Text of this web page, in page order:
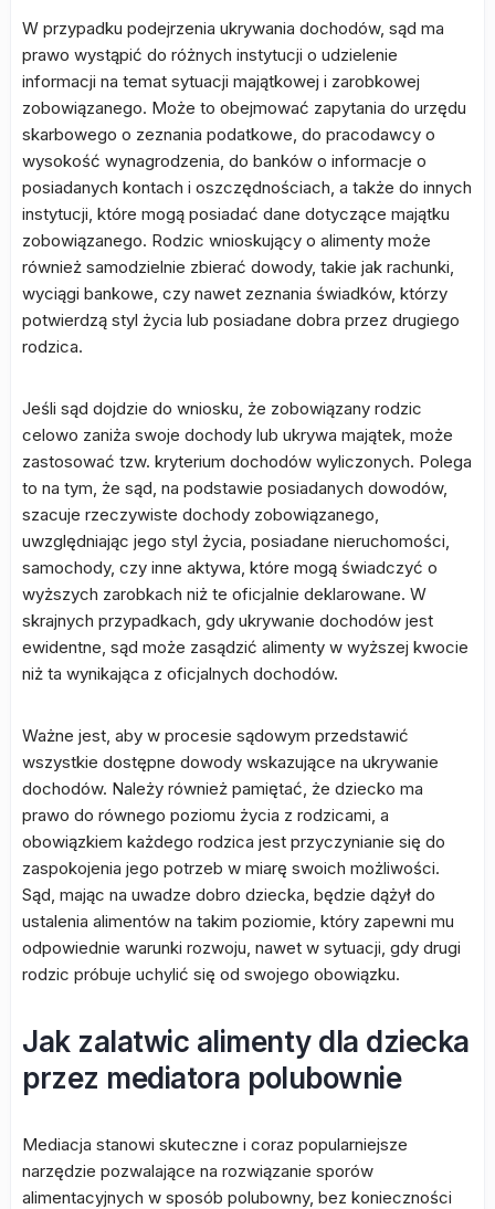
W przypadku podejrzenia ukrywania dochodów, sąd ma
prawo wystąpić do różnych instytucji o udzielenie
informacji na temat sytuacji majątkowej i zarobkowej
zobowiązanego. Może to obejmować zapytania do urzędu
skarbowego o zeznania podatkowe, do pracodawcy o
wysokość wynagrodzenia, do banków o informacje o
posiadanych kontach i oszczędnościach, a także do innych
instytucji, które mogą posiadać dane dotyczące majątku
zobowiązanego. Rodzic wnioskujący o alimenty może
również samodzielnie zbierać dowody, takie jak rachunki,
wyciągi bankowe, czy nawet zeznania świadków, którzy
potwierdzą styl życia lub posiadane dobra przez drugiego
rodzica.
Jeśli sąd dojdzie do wniosku, że zobowiązany rodzic
celowo zaniża swoje dochody lub ukrywa majątek, może
zastosować tzw. kryterium dochodów wyliczonych. Polega
to na tym, że sąd, na podstawie posiadanych dowodów,
szacuje rzeczywiste dochody zobowiązanego,
uwzględniając jego styl życia, posiadane nieruchomości,
samochody, czy inne aktywa, które mogą świadczyć o
wyższych zarobkach niż te oficjalnie deklarowane. W
skrajnych przypadkach, gdy ukrywanie dochodów jest
ewidentne, sąd może zasądzić alimenty w wyższej kwocie
niż ta wynikająca z oficjalnych dochodów.
Ważne jest, aby w procesie sądowym przedstawić
wszystkie dostępne dowody wskazujące na ukrywanie
dochodów. Należy również pamiętać, że dziecko ma
prawo do równego poziomu życia z rodzicami, a
obowiązkiem każdego rodzica jest przyczynianie się do
zaspokojenia jego potrzeb w miarę swoich możliwości.
Sąd, mając na uwadze dobro dziecka, będzie dążył do
ustalenia alimentów na takim poziomie, który zapewni mu
odpowiednie warunki rozwoju, nawet w sytuacji, gdy drugi
rodzic próbuje uchylić się od swojego obowiązku.
Jak zalatwic alimenty dla dziecka
przez mediatora polubownie
Mediacja stanowi skuteczne i coraz popularniejsze
narzędzie pozwalające na rozwiązanie sporów
alimentacyjnych w sposób polubowny, bez konieczności